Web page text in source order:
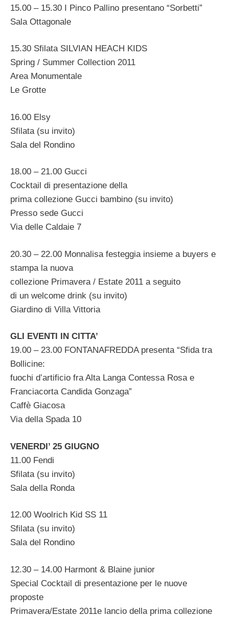
15.00 – 15.30 I Pinco Pallino presentano “Sorbetti”
Sala Ottagonale
15.30 Sfilata SILVIAN HEACH KIDS
Spring / Summer Collection 2011
Area Monumentale
Le Grotte
16.00 Elsy
Sfilata (su invito)
Sala del Rondino
18.00 – 21.00 Gucci
Cocktail di presentazione della
prima collezione Gucci bambino (su invito)
Presso sede Gucci
Via delle Caldaie 7
20.30 – 22.00 Monnalisa festeggia insieme a buyers e
stampa la nuova
collezione Primavera / Estate 2011 a seguito
di un welcome drink (su invito)
Giardino di Villa Vittoria
GLI EVENTI IN CITTA’
19.00 – 23.00 FONTANAFREDDA presenta “Sfida tra
Bollicine:
fuochi d’artificio fra Alta Langa Contessa Rosa e
Franciacorta Candida Gonzaga”
Caffè Giacosa
Via della Spada 10
VENERDI’ 25 GIUGNO
11.00 Fendi
Sfilata (su invito)
Sala della Ronda
12.00 Woolrich Kid SS 11
Sfilata (su invito)
Sala del Rondino
12.30 – 14.00 Harmont & Blaine junior
Special Cocktail di presentazione per le nuove
proposte
Primavera/Estate 2011e lancio della prima collezione